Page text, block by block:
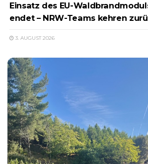
Einsatz des EU-
endet – NRW-Teams kehren
3. AUGUST 2026